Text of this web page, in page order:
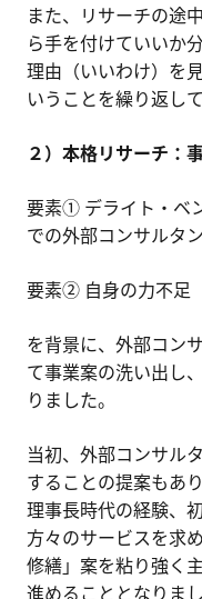
また、リサーチの途
ら手を付けていいか
理由（いいわけ）を
いうことを繰り返し
２）本格リサーチ：
要素① デライト・ベ
での外部コンサルタ
要素② 自身の力不足
を背景に、外部コン
て事業案の洗い出し
りました。
当初、外部コンサル
することの提案もあ
理事長時代の経験、
方々のサービスを求
修繕」案を粘り強く
進めることとなりまし